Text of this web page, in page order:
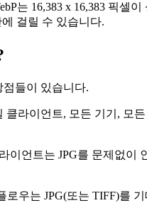
는 16,383 x 16,383 픽셀
걸릴 수 있습니다.
점들이 있습니다.
클라이언트, 모든 기기, 모
이언트는 JPG를 문제없이
우는 JPG(또는 TIFF)를